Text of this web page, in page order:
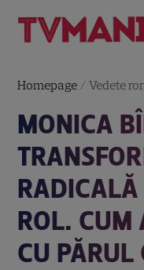
Homepage /Vedete
MONICA
ROL. CUM
CU PĂRUL